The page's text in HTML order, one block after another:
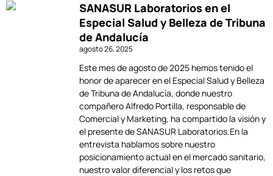
SANASUR Laboratorios en el
Especial Salud y Belleza de Tribuna
de Andalucía
agosto 26, 2025
Este mes de agosto de 2025 hemos tenido el
honor de aparecer en el Especial Salud y Belleza
de Tribuna de Andalucía, donde nuestro
compañero Alfredo Portilla, responsable de
Comercial y Marketing, ha compartido la visión y
el presente de SANASUR Laboratorios.En la
entrevista hablamos sobre nuestro
posicionamiento actual en el mercado sanitario,
nuestro valor diferencial y los retos que